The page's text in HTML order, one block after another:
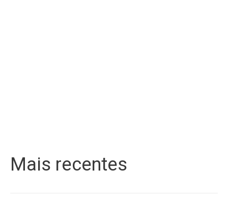
Mais recentes